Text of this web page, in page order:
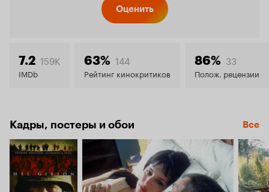
7.4
Оценить
7.2 159K
IMDb
63% 144
Рейтинг кинокритиков
86% 33
Полож. рецензии
Кадры, постеры и обои Все